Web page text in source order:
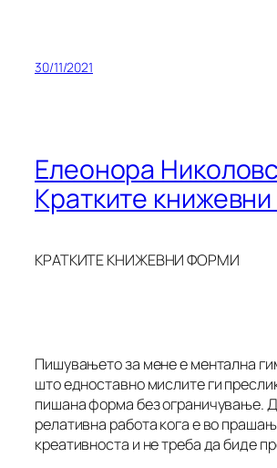
30/11/2021
Елеонора
Кратките
КРАТКИТЕ КНИЖЕВНИ ФОРМИ
Пишувањето за мене е ментална
што едноставно мислите ги
пишана форма без ограничување.
релативна работа кога е во
креативноста и не треба да биде